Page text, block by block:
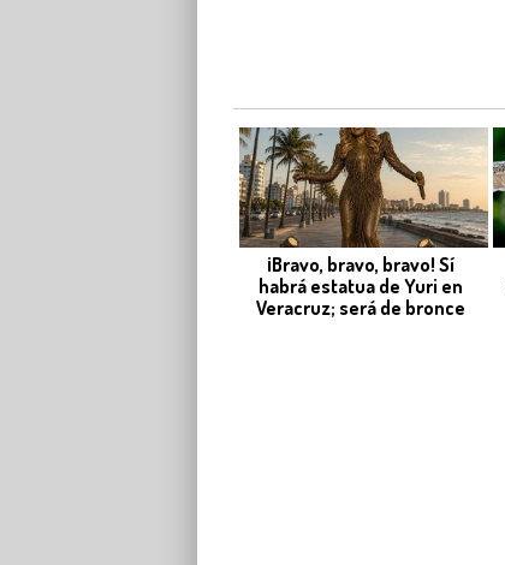
¡Bravo, bravo, bravo! Sí
habrá estatua de Yuri en
Veracruz; será de bronce